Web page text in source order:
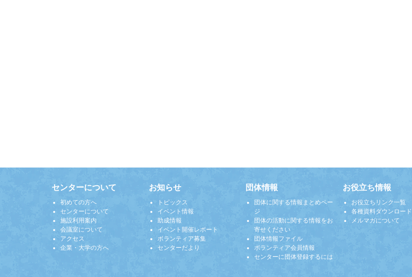
センターについて
初めての方へ
センターについて
施設利用案内
会議室について
アクセス
企業・大学の方へ
お知らせ
トピックス
イベント情報
助成情報
イベント開催レポート
ボランティア募集
センターだより
団体情報
団体に関する情報まとめペー
ジ
団体の活動に関する情報をお
寄せください
団体情報ファイル
ボランティア会員情報
センターに団体登録するには
お役立ち情報
お役立ちリンク一覧
各種資料ダウンロード
メルマガについて